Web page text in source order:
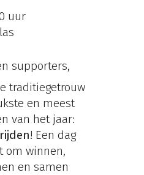
uur
supporters,
traditiegetrouw
en meest
van het jaar:
! Een dag
om winnen,
en samen